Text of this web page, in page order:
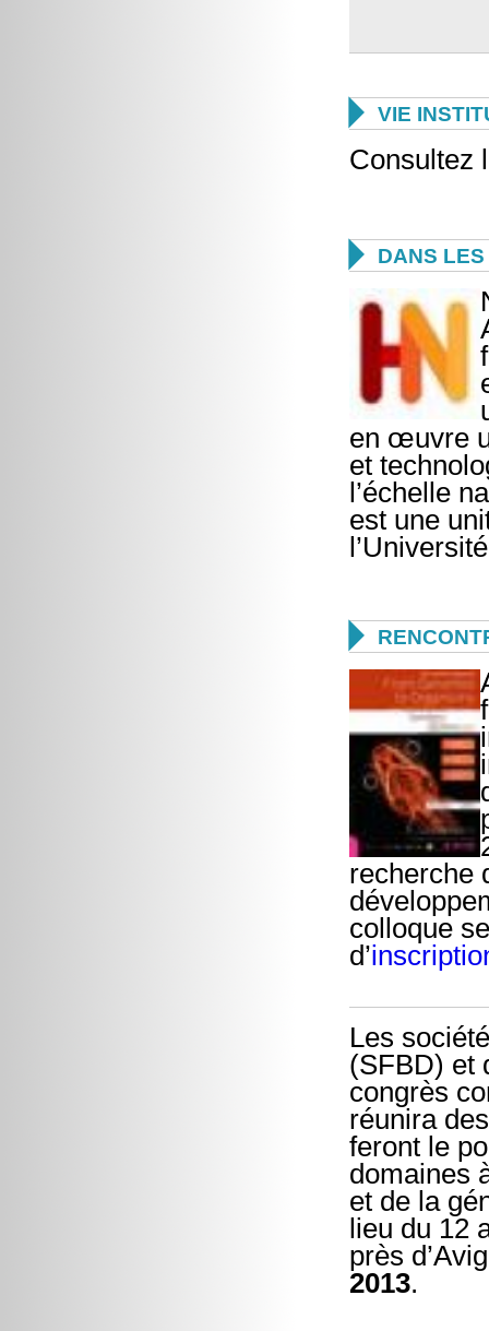
 VIE
Consultez
 DANS
en œuvre
et
l’échelle
est une

recherche
colloque
d’
Les
(SFBD) et
congrès
réunira
feront le
domaines
et de la
lieu du 12
près
2013.